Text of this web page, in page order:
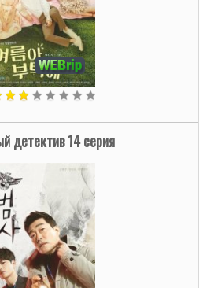
детектив 14 серия